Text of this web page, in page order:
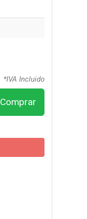
*IVA Incluido
Comprar